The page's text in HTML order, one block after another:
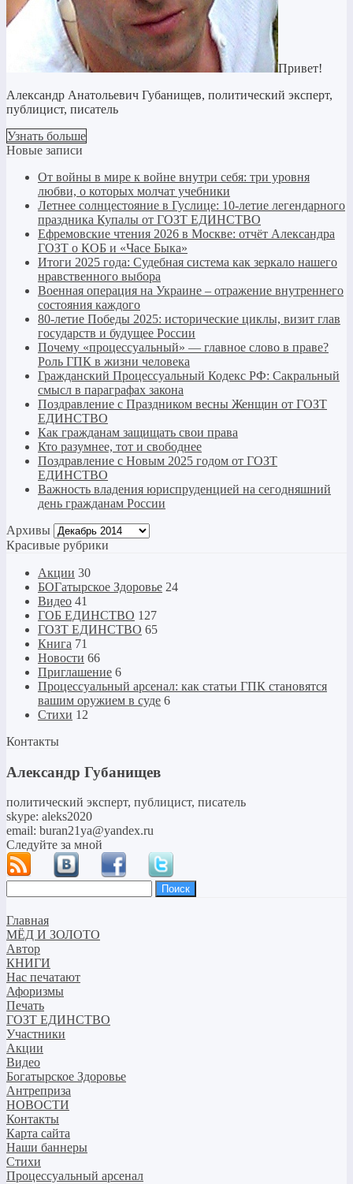
Привет!
Александр Анатольевич Губанищев, политический эксперт,
публицист, писатель
Узнать больше
Новые записи
От войны в мире к войне внутри себя: три уровня
любви, о которых молчат учебники
Летнее солнцестояние в Гуслице: 10-летие легендарного
праздника Купалы от ГОЗТ ЕДИНСТВО
Ефремовские чтения 2026 в Москве: отчёт Александра
ГОЗТ о КОБ и «Часе Быка»
Итоги 2025 года: Судебная система как зеркало нашего
нравственного выбора
Военная операция на Украине – отражение внутреннего
состояния каждого
80-летие Победы 2025: исторические циклы, визит глав
государств и будущее России
Почему «процессуальный» — главное слово в праве?
Роль ГПК в жизни человека
Гражданский Процессуальный Кодекс РФ: Сакральный
смысл в параграфах закона
Поздравление с Праздником весны Женщин от ГОЗТ
ЕДИНСТВО
Как гражданам защищать свои права
Кто разумнее, тот и свободнее
Поздравление с Новым 2025 годом от ГОЗТ
ЕДИНСТВО
Важность владения юриспруденцией на сегодняшний
день гражданам России
Архивы Архивы
Красивые рубрики
Акции 30
БОГатырское Здоровье 24
Видео 41
ГОБ ЕДИНСТВО 127
ГОЗТ ЕДИНСТВО 65
Книга 71
Новости 66
Приглашение 6
Процессуальный арсенал: как статьи ГПК становятся
вашим оружием в суде 6
Стихи 12
Контакты
Александр Губанищев
политический эксперт, публицист, писатель
skype: aleks2020
email: buran21ya@yandex.ru
Следуйте за мной
Главная
МЁД И ЗОЛОТО
Автор
КНИГИ
Нас печатают
Афоризмы
Печать
ГОЗТ ЕДИНСТВО
Участники
Акции
Видео
Богатырское Здоровье
Антреприза
НОВОСТИ
Контакты
Карта сайта
Наши баннеры
Стихи
Процессуальный арсенал